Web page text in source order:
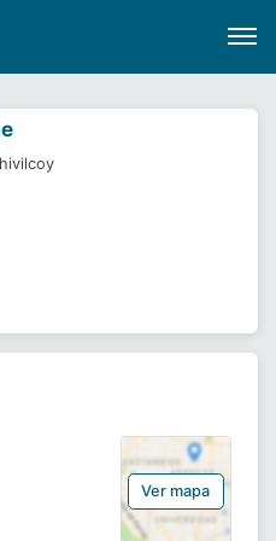
clínicas
doctor?
Ver mapa